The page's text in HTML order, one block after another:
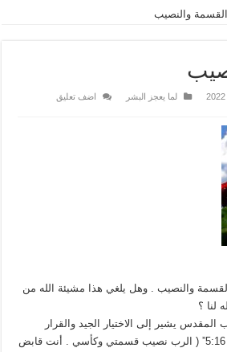
القسمة والنصيب
لما يعجز البشر
اضف تعليق
القسمة والنصيب . وهل يلغي هذا مشيئة الله من
لنا ؟
يشير إلى الاختيار الجيد والقرار
الصائب ، نجده في “مزمور 5:16” ( الرب نصيب قسمتي وكأسي . أنت قابض